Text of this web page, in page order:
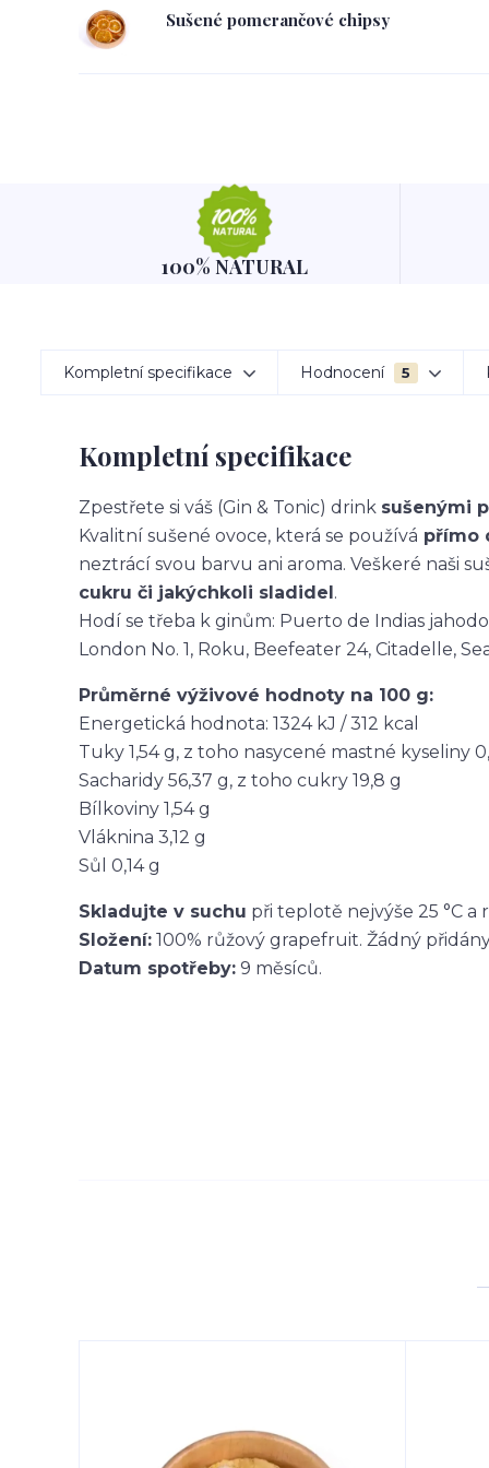
Sušené pomerančové chipsy
100% NATURAL
Kompletní specifikace Hodnocení 5
Kompletní specifikace
Zpestřete si váš (Gin & Tonic) drink sušenými
Kvalitní sušené ovoce, která se používá přímo
neztrácí svou barvu ani aroma. Veškeré naši
cukru či jakýchkoli sladidel.
Hodí se třeba k ginům: Puerto de Indias
London No. 1, Roku, Beefeater 24, Citadelle,
Průměrné výživové hodnoty na 100 g:
Energetická hodnota: 1324 kJ / 312 kcal
Tuky 1,54 g, z toho nasycené mastné kyseliny
Sacharidy 56,37 g, z toho cukry 19,8 g
Bílkoviny 1,54 g
Vláknina 3,12 g
Sůl 0,14 g
Skladujte v suchu při teplotě nejvýše 25 °C a
Složení: 100% růžový grapefruit. Žádný
Datum spotřeby: 9 měsíců.